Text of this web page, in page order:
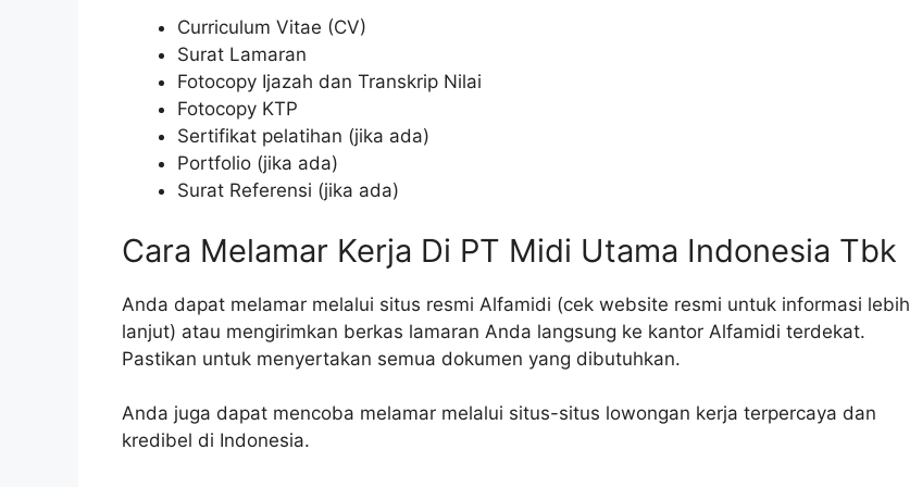
Curriculum Vitae (CV)
Surat Lamaran
Fotocopy Ijazah dan Transkrip Nilai
Fotocopy KTP
Sertifikat pelatihan (jika ada)
Portfolio (jika ada)
Surat Referensi (jika ada)
Cara Melamar Kerja Di PT Midi Utama Indonesia Tbk
Anda dapat melamar melalui situs resmi Alfamidi (cek website resmi untuk informasi lebih
lanjut) atau mengirimkan berkas lamaran Anda langsung ke kantor Alfamidi terdekat.
Pastikan untuk menyertakan semua dokumen yang dibutuhkan.
Anda juga dapat mencoba melamar melalui situs-situs lowongan kerja terpercaya dan
kredibel di Indonesia.